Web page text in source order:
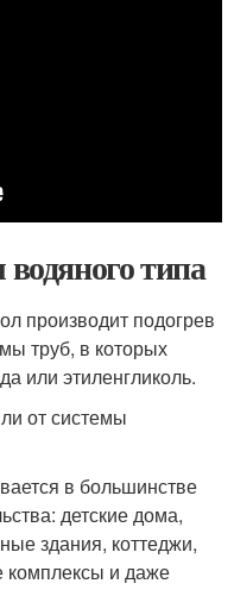
типа
производит подогрев
труб, в которых
или этиленгликоль.
от системы
в большинстве
детские дома,
здания, коттеджи,
комплексы и даже